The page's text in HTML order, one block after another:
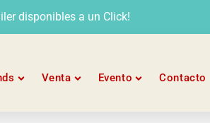
disponibles a un Click!
Venta Evento Contacto